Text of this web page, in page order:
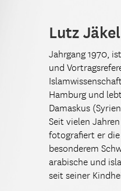
Lutz Jäkel
Jahrgang 1970,
und
Hamburg und
Damaskus
Seit vielen
fotografiert er
besonderem
arabische und
seit seiner